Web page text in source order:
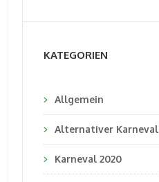
KATEGORIEN
Allgemein
Alternativer Karneval
Karneval 2020